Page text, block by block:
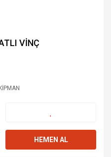
VİNÇ
HEMEN AL